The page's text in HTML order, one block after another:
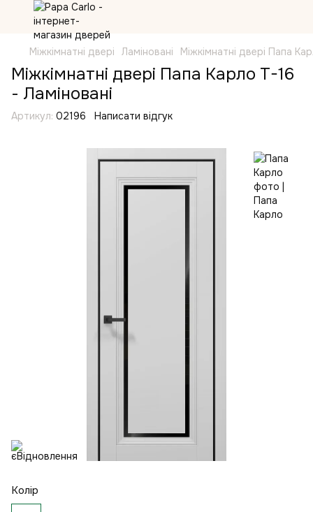
Міжкімнатні двері Ламіновані Міжкімнатні двері Папа
Міжкімнатні двері Папа Карло T-16
- Ламіновані
Артикул: 02196 Написати відгук
Колір